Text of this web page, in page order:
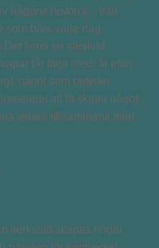
någons historia – från
som bärs varje dag,
finns en särskild
får följa med, år efter
något som betyder
att få skapa något
vidare tillsammans med